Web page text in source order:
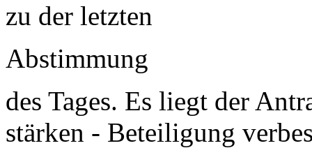
zu der letzten
Abstimmung
des Tages. Es liegt der
stärken - Beteiligung